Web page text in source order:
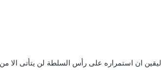
ان استمراره على رأس السلطة لن يتأتى الا